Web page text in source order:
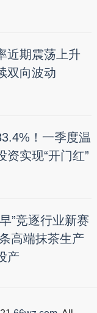
近期震荡上升
双向波动
！一季度温
资实现“开门红”
”竞逐行业新赛
高端抹茶生产
产